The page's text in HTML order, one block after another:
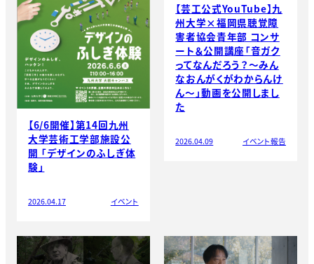
【6/6開催】第14回九州
大学芸術工学部施設公
開 「デザインのふしぎ体
験」
2026.04.17 イベント
【芸工公式YouTube】九
州大学×福岡県聴覚障
害者協会青年部 コンサ
ート＆公開講座「音ガク
ってなんだろう？～みん
なおんがくがわからんけ
ん～」動画を公開しまし
た
2026.04.09 イベント報告